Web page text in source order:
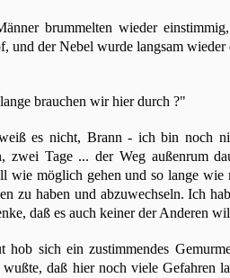
brummelten wieder
und der Nebel wurde langsam
brauchen wir hier durch ?"
es nicht, Brann - ich bin noch
zwei Tage ... der Weg außenrum
wie möglich gehen und so lange
zu haben und abzuwechseln. Ich
daß es auch keiner der Anderen
hob sich ein zustimmendes
wußte, daß hier noch viele Gefahren